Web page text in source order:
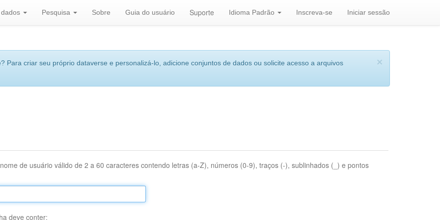
Pesquisa Sobre Guia do usuário Suporte Idioma Padrão Inscreva-se Iniciar sessão
×
Para criar seu próprio dataverse e personalizá-lo, adicione conjuntos de dados ou solicite acesso a arquivos
de usuário válido de 2 a 60 caracteres contendo letras (a-Z), números (0-9), traços (-), sublinhados (_) e pontos
deve conter: